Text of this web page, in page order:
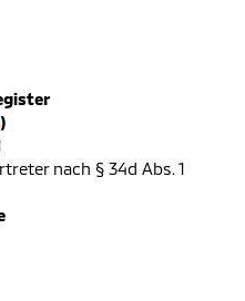
)
nach § 34d Abs. 1